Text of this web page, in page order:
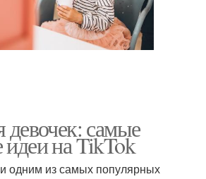
девочек: самые
на TikTok
одним из самых популярных